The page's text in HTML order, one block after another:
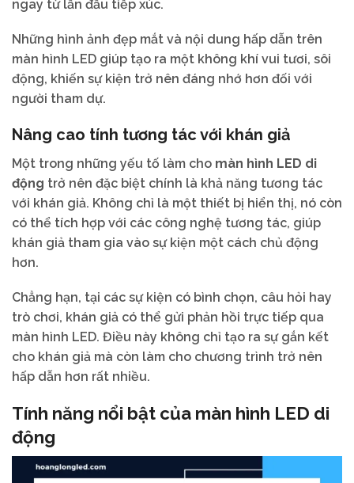
ngay từ lần đầu tiếp xúc.
Những hình ảnh đẹp mắt và nội dung hấp dẫn trên
màn hình LED giúp tạo ra một không khí vui tươi, sôi
động, khiến sự kiện trở nên đáng nhớ hơn đối với
người tham dự.
Nâng cao tính tương tác với khán giả
Một trong những yếu tố làm cho màn hình LED di
động trở nên đặc biệt chính là khả năng tương tác
với khán giả. Không chỉ là một thiết bị hiển thị, nó còn
có thể tích hợp với các công nghệ tương tác, giúp
khán giả tham gia vào sự kiện một cách chủ động
hơn.
Chẳng hạn, tại các sự kiện có bình chọn, câu hỏi hay
trò chơi, khán giả có thể gửi phản hồi trực tiếp qua
màn hình LED. Điều này không chỉ tạo ra sự gắn kết
cho khán giả mà còn làm cho chương trình trở nên
hấp dẫn hơn rất nhiều.
Tính năng nổi bật của màn hình LED di
động